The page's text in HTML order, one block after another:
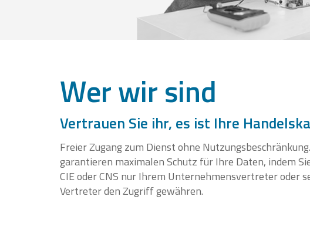
Wer wir sind
Vertrauen Sie ihr, es ist Ihre
Freier Zugang zum Dienst ohne
garantieren maximalen Schutz für Ihre Daten, indem
CIE oder CNS nur Ihrem Unternehmensvertreter oder
Vertreter den Zugriff gewähren.